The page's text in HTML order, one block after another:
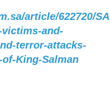
article/622720/
and-
terror-attacks-
King-Salman